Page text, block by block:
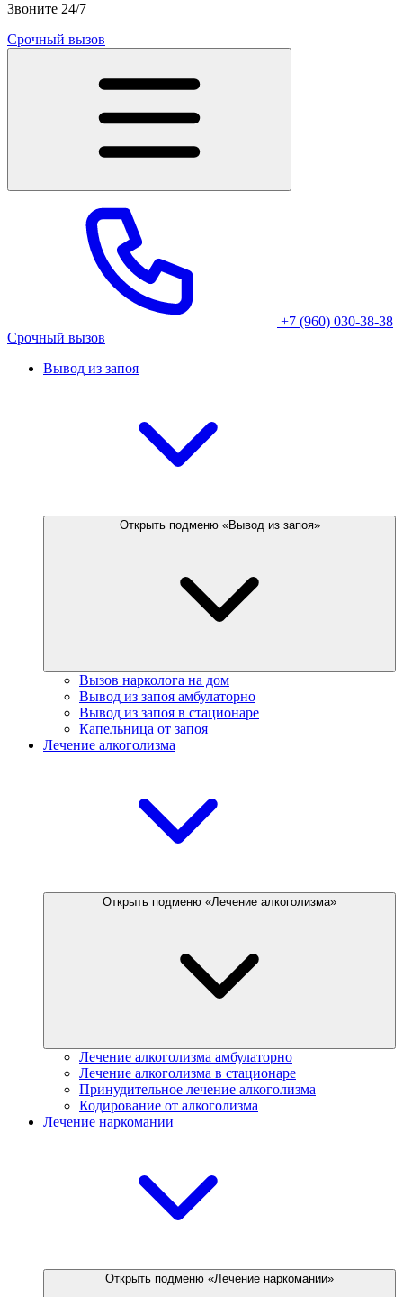
Звоните 24/7
Срочный вызов
+7 (960) 030-38-38
Срочный вызов
Вывод из запоя
Открыть подменю «Вывод из запоя»
Вызов нарколога на дом
Вывод из запоя амбулаторно
Вывод из запоя в стационаре
Капельница от запоя
Лечение алкоголизма
Открыть подменю «Лечение алкоголизма»
Лечение алкоголизма амбулаторно
Лечение алкоголизма в стационаре
Принудительное лечение алкоголизма
Кодирование от алкоголизма
Лечение наркомании
Открыть подменю «Лечение наркомании»